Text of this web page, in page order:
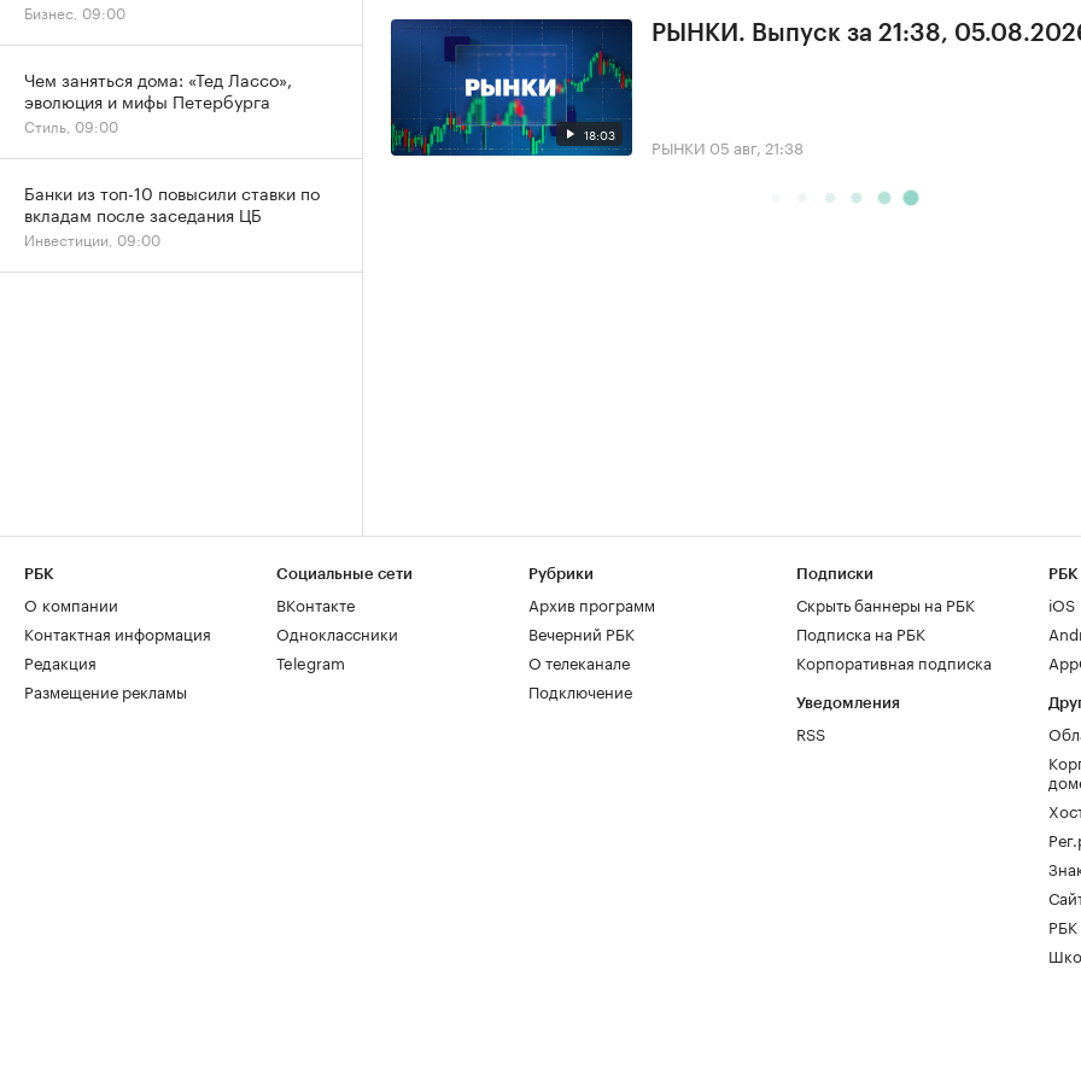
18:03
РЫНКИ. Выпуск за 21:38,
РЫНКИ 05 авг, 21:38
Бизнес, 09:00
Чем заняться дома: «Тед Лассо»,
эволюция и мифы Петербурга
Стиль, 09:00
Банки из топ-10 повысили ставки по
вкладам после заседания ЦБ
Инвестиции, 09:00
РБК
О компании
Контактная информация
Редакция
Размещение рекламы
Социальные сети
ВКонтакте
Одноклассники
Telegram
Рубрики
Архив программ
Вечерний РБК
О телеканале
Подключение
Подписки
Скрыть баннеры на РБК
Подписка на РБК
Корпоративная подписка
Уведомления
RSS
РБК
iOS